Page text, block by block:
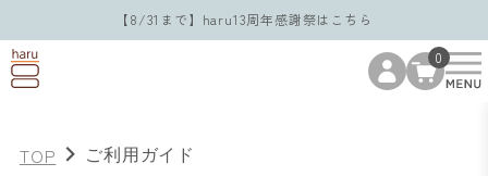
【8/31まで】haru13周年感謝祭はこちら
0
TOP ご利用ガイド